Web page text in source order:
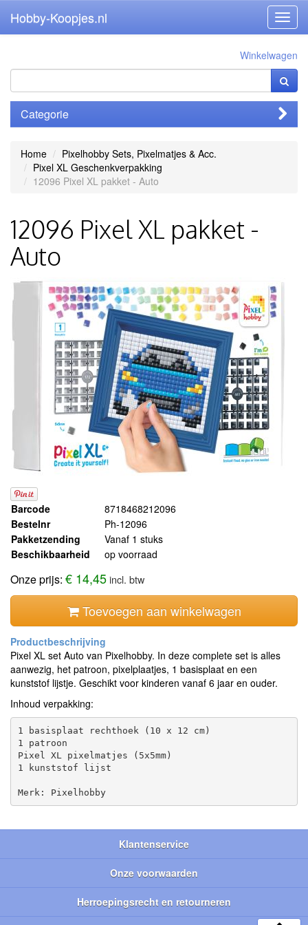
Hobby-Koopjes.nl
Winkelwagen
Categorie
Home
Pixelhobby Sets, Pixelmatjes & Acc.
Pixel XL Geschenkverpakking
12096 Pixel XL pakket - Auto
12096 Pixel XL pakket -
Auto
Barcode
8718468212096
Bestelnr
Ph-12096
Pakketzending
Vanaf 1 stuks
Beschikbaarheid
op voorraad
Onze prijs: € 14,45incl. btw
Toevoegen aan winkelwagen
Pixel XL set Auto van Pixelhobby. In deze complete set is alles
aanwezig, het patroon, pixelplaatjes, 1 basisplaat en een
kunststof lijstje. Geschikt voor kinderen vanaf 6 jaar en ouder.
Inhoud verpakking:
1 basisplaat rechthoek (10 x 12 cm)
1 patroon
Pixel XL pixelmatjes (5x5mm)
1 kunststof lijst
Merk: Pixelhobby
Klantenservice
Onze voorwaarden
Herroepingsrecht en retourneren